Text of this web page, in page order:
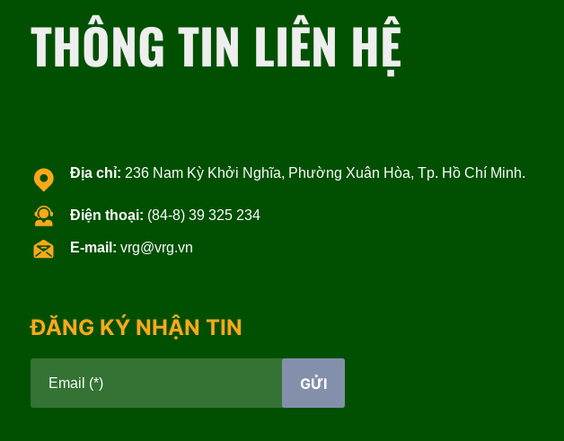
THÔNG TIN LIÊN HỆ
Địa chỉ: 236 Nam Kỳ Khởi Nghĩa, Phường Xuân Hòa, Tp. Hồ Chí Minh.
Điện thoại: (84-8) 39 325 234
E-mail: vrg@vrg.vn
ĐĂNG KÝ NHẬN TIN
Email (*) GỬI